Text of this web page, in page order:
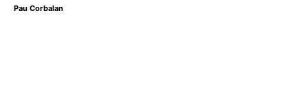
Pau Corbalan